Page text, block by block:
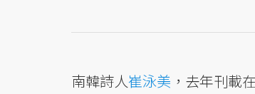
南韓詩人崔泳美 ，去年刊載